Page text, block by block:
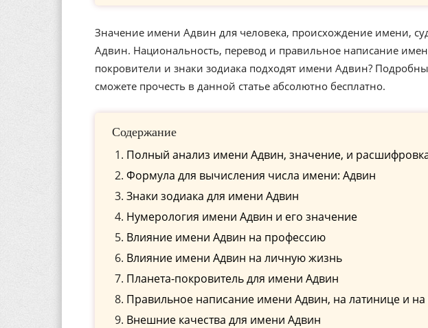
Значение имени Адвин для человека, происхождение имени,
Адвин. Национальность, перевод и правильное написание
покровители и знаки зодиака подходят имени Адвин?
сможете прочесть в данной статье абсолютно бесплатно.
Содержание
Полный анализ имени Адвин, значение, и
Формула для вычисления числа имени: Адвин
Знаки зодиака для имени Адвин
Нумерология имени Адвин и его значение
Влияние имени Адвин на профессию
Влияние имени Адвин на личную жизнь
Планета-покровитель для имени Адвин
Правильное написание имени Адвин, на латинице и
Внешние качества для имени Адвин